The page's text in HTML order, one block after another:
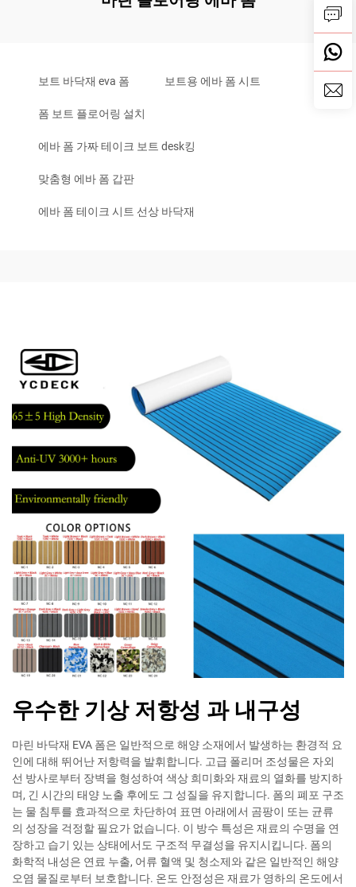
보트 바닥재 eva 폼 보트용 에바 폼 시트
폼 보트 플로어링 설치
에바 폼 가짜 테이크 보트 desk킹
맞춤형 에바 폼 갑판
에바 폼 테이크 시트 선상 바닥재
우수한 기상 저항성 과 내구성
마린 바닥재 EVA 폼은 일반적으로 해양 소재에서 발생하는 환경적 요
인에 대해 뛰어난 저항력을 발휘합니다. 고급 폴리머 조성물은 자외
선 방사로부터 장벽을 형성하여 색상 희미화와 재료의 열화를 방지하
며, 긴 시간의 태양 노출 후에도 그 성질을 유지합니다. 폼의 폐포 구조
는 물 침투를 효과적으로 차단하여 표면 아래에서 곰팡이 또는 균류
의 성장을 걱정할 필요가 없습니다. 이 방수 특성은 재료의 수명을 연
장하고 습기 있는 상태에서도 구조적 무결성을 유지시킵니다. 폼의
화학적 내성은 연료 누출, 어류 혈액 및 청소제와 같은 일반적인 해양
오염 물질로부터 보호합니다. 온도 안정성은 재료가 영하의 온도에서